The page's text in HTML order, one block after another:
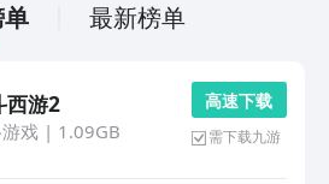
最新榜单
西游2
戏| 1.09GB
高 速 下 载
需下载九游